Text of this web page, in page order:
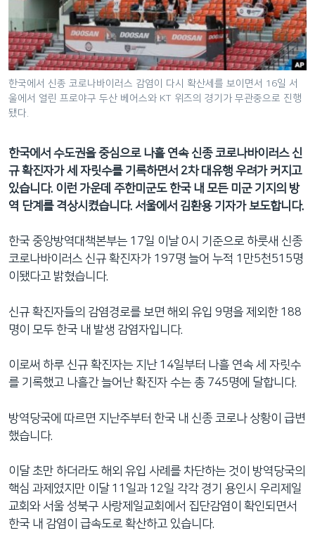
비
게
이
션
으
로
동
검
색
으
이
등
한국에서 신종 코로나바이러스 감염이 다시 확산세를 보이면서 16일 서
울에서 열린 프로야구 두산 베어스와 KT 위즈의 경기가 무관중으로 진행
됐다.
한국에서 수도권을 중심으로 나흘 연속 신종 코로나바이러스 신
규 확진자가 세 자릿수를 기록하면서 2차 대유행 우려가 커지고
있습니다. 이런 가운데 주한미군도 한국 내 모든 미군 기지의 방
역 단계를 격상시켰습니다. 서울에서 김환용 기자가 보도합니다.
한국 중앙방역대책본부는 17일 이날 0시 기준으로 하룻새 신종
코로나바이러스 신규 확진자가 197명 늘어 누적 1만5천515명
이됐다고 밝혔습니다.
신규 확진자들의 감염경로를 보면 해외 유입 9명을 제외한 188
명이 모두 한국 내 발생 감염자입니다.
이로써 하루 신규 확진자는 지난 14일부터 나흘 연속 세 자릿수
를 기록했고 나흘간 늘어난 확진자 수는 총 745명에 달합니다.
방역당국에 따르면 지난주부터 한국 내 신종 코로나 상황이 급변
했습니다.
이달 초만 하더라도 해외 유입 사례를 차단하는 것이 방역당국의
핵심 과제였지만 이달 11일과 12일 각각 경기 용인시 우리제일
교회와 서울 성북구 사랑제일교회에서 집단감염이 확인되면서
한국 내 감염이 급속도로 확산하고 있습니다.